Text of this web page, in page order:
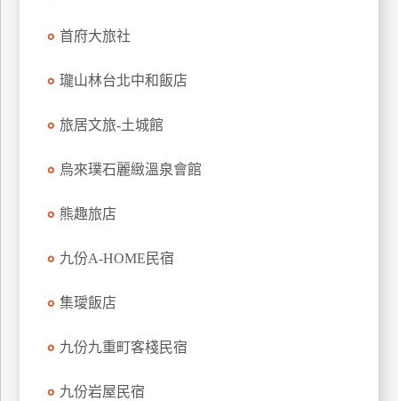
首府大旅社
瓏山林台北中和飯店
旅居文旅-土城館
烏來璞石麗緻溫泉會館
熊趣旅店
九份A-HOME民宿
集璦飯店
九份九重町客棧民宿
九份岩屋民宿